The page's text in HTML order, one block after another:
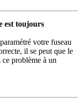
est toujours
votre fuseau
il se peut que le
ce problème à un